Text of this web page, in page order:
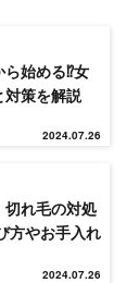
始める⁉女
対策を解説
2024.07.26
切れ毛の対処
方やお手入れ
2024.07.26